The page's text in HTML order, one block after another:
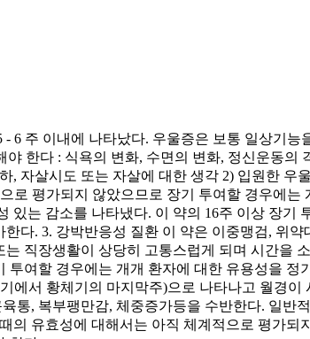
주 이내에 나타났다. 우울증은 보통 일상기능
한다 : 식욕의 변화, 수면의 변화, 정신운동의
자살시도 또는 자살에 대한 생각 2) 입원한 우
평가되지 않았으므로 장기 투여할 경우에는
는 감소를 나타냈다. 이 약의 16주 이상 장기
다. 3. 강박반응성 질환 이 약은 이중맹검, 위
직장생활이 상당히 고통스럽게 되며 시간을
여할 경우에는 개개 환자에 대한 유용성을 정
에서 황체기의 마지막주)으로 나타나고 월경이
통, 복부팽만감, 체중증가등을 수반한다. 일반
의 유효성에 대해서는 아직 체계적으로 평가되